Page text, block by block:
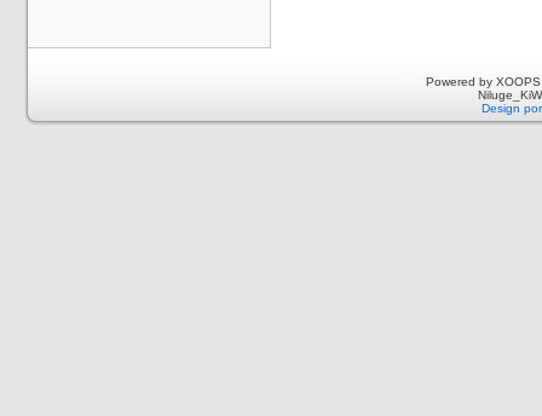
Powered by
Design